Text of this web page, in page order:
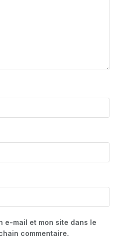
e-mail et mon site dans le
commentaire.